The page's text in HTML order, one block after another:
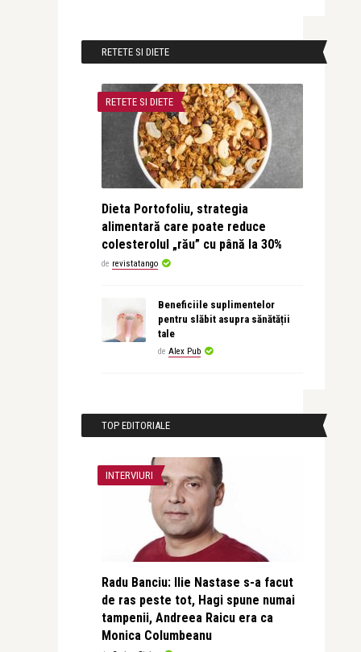
RETETE SI DIETE
RETETE SI DIETE
Dieta Portofoliu, strategia
alimentară care poate reduce
colesterolul „rău” cu până la 30%
de revistatango
Beneficiile suplimentelor
pentru slăbit asupra sănătății
tale
de Alex Pub
TOP EDITORIALE
INTERVIURI
Radu Banciu: Ilie Nastase s-a facut
de ras peste tot, Hagi spune numai
tampenii, Andreea Raicu era ca
Monica Columbeanu